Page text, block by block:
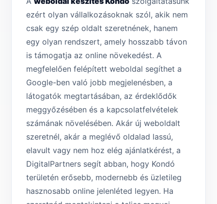
ezért olyan vállalkozásoknak szól, akik nem
csak egy szép oldalt szeretnének, hanem
egy olyan rendszert, amely hosszabb távon
is támogatja az online növekedést. A
megfelelően felépített weboldal segíthet a
Google-ben való jobb megjelenésben, a
látogatók megtartásában, az érdeklődők
meggyőzésében és a kapcsolatfelvételek
számának növelésében. Akár új weboldalt
szeretnél, akár a meglévő oldalad lassú,
elavult vagy nem hoz elég ajánlatkérést, a
DigitalPartners segít abban, hogy Kondó
területén erősebb, modernebb és üzletileg
hasznosabb online jelenléted legyen. Ha